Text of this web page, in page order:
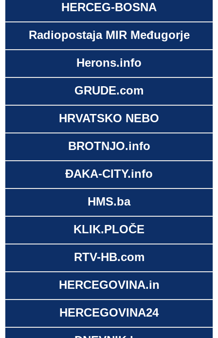
HERCEG-BOSNA
Radiopostaja MIR Međugorje
Herons.info
GRUDE.com
HRVATSKO NEBO
BROTNJO.info
ĐAKA-CITY.info
HMS.ba
KLIK.PLOČE
RTV-HB.com
HERCEGOVINA.in
HERCEGOVINA24